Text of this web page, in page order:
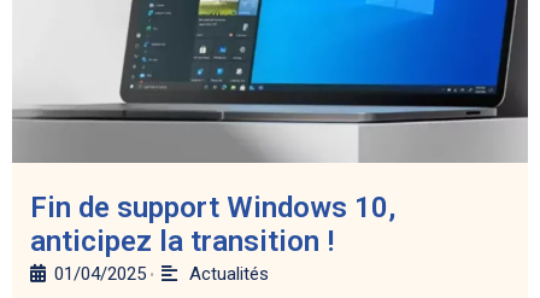
Fin de support Windows 10,
anticipez la transition !
01/04/2025 • Actualités